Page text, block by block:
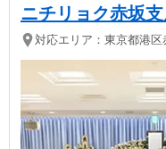
ニチリョク赤坂
対応エリア： 東京都港区